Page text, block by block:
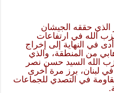
الذي حققه الجيشان
الله في ارتفاعات
في النهاية إلى إخراج
من المنطقة، والذي
الله السيد حسن نصر
في لبنان، برز مرة أخرى
في التصدي للجماعات